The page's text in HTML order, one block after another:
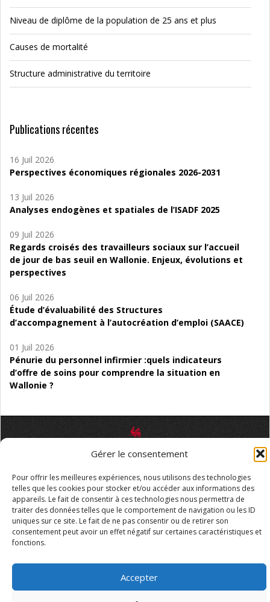
Gérer le consentement
Pour offrir les meilleures expériences, nous utilisons des technologies
telles que les cookies pour stocker et/ou accéder aux informations des
appareils. Le fait de consentir à ces technologies nous permettra de
traiter des données telles que le comportement de navigation ou les ID
uniques sur ce site. Le fait de ne pas consentir ou de retirer son
consentement peut avoir un effet négatif sur certaines caractéristiques et
fonctions.
Accepter
Niveau de diplôme de la population de 25 ans et plus
Causes de mortalité
Structure administrative du territoire
Publications récentes
16 Juil 2026
Perspectives économiques régionales 2026-2031
13 Juil 2026
Analyses endogènes et spatiales de l’ISADF 2025
09 Juil 2026
Regards croisés des travailleurs sociaux sur l’accueil
de jour de bas seuil en Wallonie. Enjeux, évolutions et
perspectives
06 Juil 2026
Étude d’évaluabilité des Structures
d’accompagnement à l’autocréation d’emploi (SAACE)
01 Juil 2026
Pénurie du personnel infirmier :quels indicateurs
d’offre de soins pour comprendre la situation en
Wallonie ?
Vie privée Médiateur Accessibilité